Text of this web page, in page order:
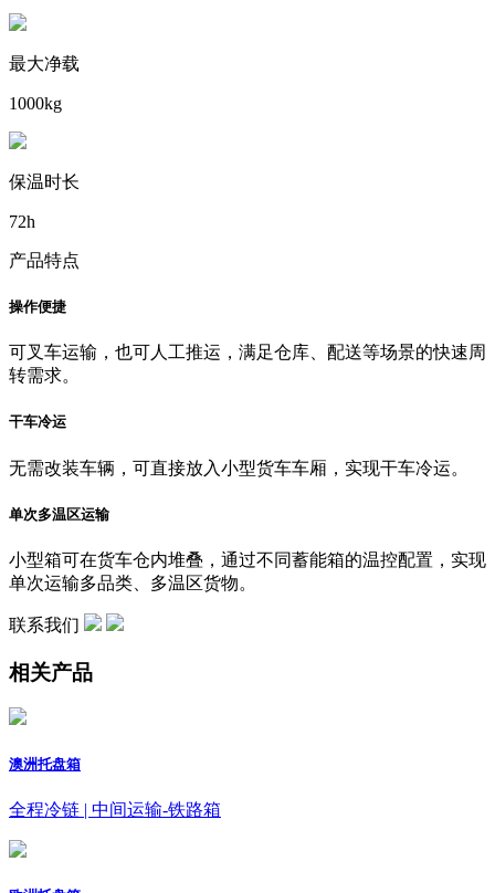
最大净载
1000kg
保温时长
72h
产品特点
操作便捷
可叉车运输，也可人工推运，满足仓库、配送等场景的快速周
转需求。
干车冷运
无需改装车辆，可直接放入小型货车车厢，实现干车冷运。
单次多温区运输
小型箱可在货车仓内堆叠，通过不同蓄能箱的温控配置，实现
单次运输多品类、多温区货物。
联系我们
相关产品
澳洲托盘箱
全程冷链 | 中间运输-铁路箱